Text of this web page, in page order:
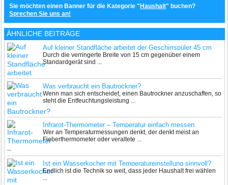
Sie möchten einen Banner für die Kategorie " Haushalt" buchen?
Sprechen Sie uns an!
ÄHNLICHE BEITRÄGE
Auf kleiner Standfläche arbeitet der Geschirrspüler 45 cm
wie ein Großer
Durch die verringerte Breite von 15 cm gegenüber einem
Standardgerät sind ...
Was verbraucht ein Bautrockner?
Wenn man sich entscheidet, einen Bautrockner anzuschaffen, so
steht die Entfeuchtungsleistung ...
Infrarot-Thermometer – Temperatur einfach messen
Wer an Temperaturmessungen denkt, der denkt meist an
Fieberthermometer oder veraltete ...
Ist ein Wasserkocher mit Temperatureinstellung sinnvoll?
Endlich ist die Technik so weit, dass jeder Haushalt frei wählen
...